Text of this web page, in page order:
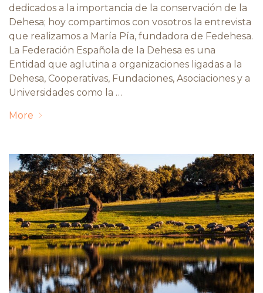
dedicados a la importancia de la conservación de la
Dehesa; hoy compartimos con vosotros la entrevista
que realizamos a María Pía, fundadora de Fedehesa.
La Federación Española de la Dehesa es una
Entidad que aglutina a organizaciones ligadas a la
Dehesa, Cooperativas, Fundaciones, Asociaciones y a
Universidades como la …
More